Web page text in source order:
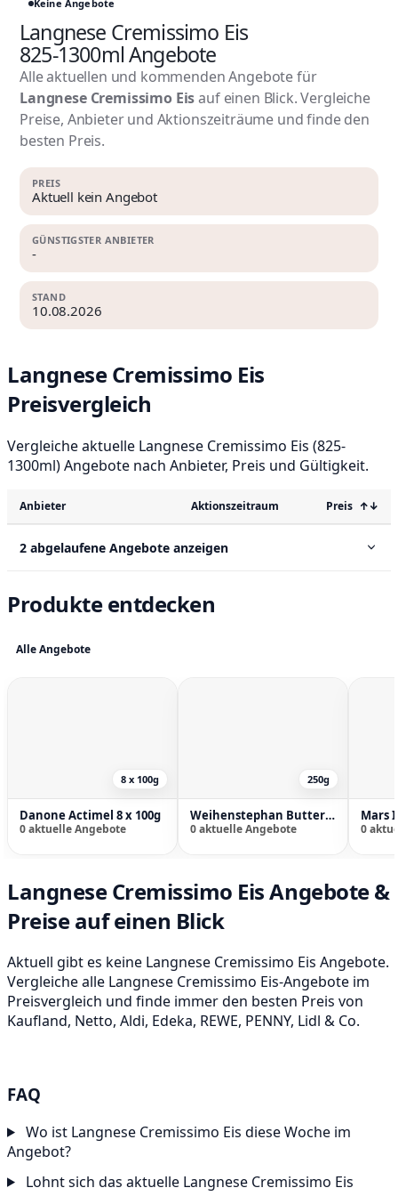
Keine Angebote
Langnese Cremissimo Eis
825-1300ml Angebote
Alle aktuellen und kommenden Angebote für
Langnese Cremissimo Eisauf einen Blick. Vergleiche
Preise, Anbieter und Aktionszeiträume und finde den
besten Preis.
PREIS
Aktuell kein Angebot
GÜNSTIGSTER ANBIETER
-
STAND
10.08.2026
Langnese Cremissimo Eis
Preisvergleich
Vergleiche aktuelle Langnese Cremissimo Eis (825-
1300ml) Angebote nach Anbieter, Preis und Gültigkeit.
Anbieter Aktionszeitraum Preis ↑↓
2 abgelaufene Angebote anzeigen
Produkte entdecken
Alle Angebote
8 x 100g
Danone Actimel 8 x 100g
0 aktuelle Angebote
250g
Weihenstephan Butter 250g
0 aktuelle Angebote 0
Langnese Cremissimo Eis Angebote &
Preise auf einen Blick
Aktuell gibt es keine Langnese Cremissimo Eis Angebote.
Vergleiche alle Langnese Cremissimo Eis-Angebote im
Preisvergleich und finde immer den besten Preis von
Kaufland, Netto, Aldi, Edeka, REWE, PENNY, Lidl & Co.
FAQ
Wo ist Langnese Cremissimo Eis diese Woche im
Angebot?
Lohnt sich das aktuelle Langnese Cremissimo Eis